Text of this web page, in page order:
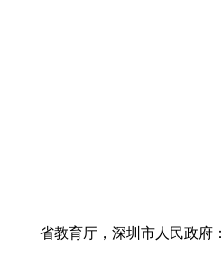
省教育厅，深圳市人民政府：